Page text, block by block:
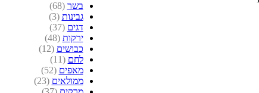
בשר (68)
גבינות (3)
דגים (37)
ירקות (48)
כבושים (12)
לחם (11)
מאפים (52)
ממולאים (23)